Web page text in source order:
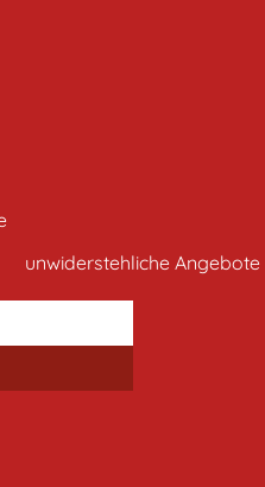
unwiderstehliche Angebote